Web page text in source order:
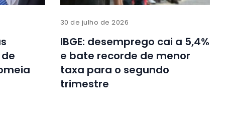
30 de julho de 2026
IBGE: desemprego cai a 5,4%
e bate recorde de menor
taxa para o segundo
trimestre